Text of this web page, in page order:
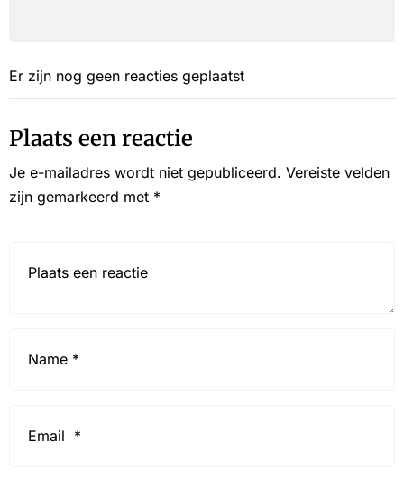
Er zijn nog geen reacties geplaatst
Plaats een reactie
Je e-mailadres wordt niet gepubliceerd. Vereiste velden
zijn gemarkeerd met *